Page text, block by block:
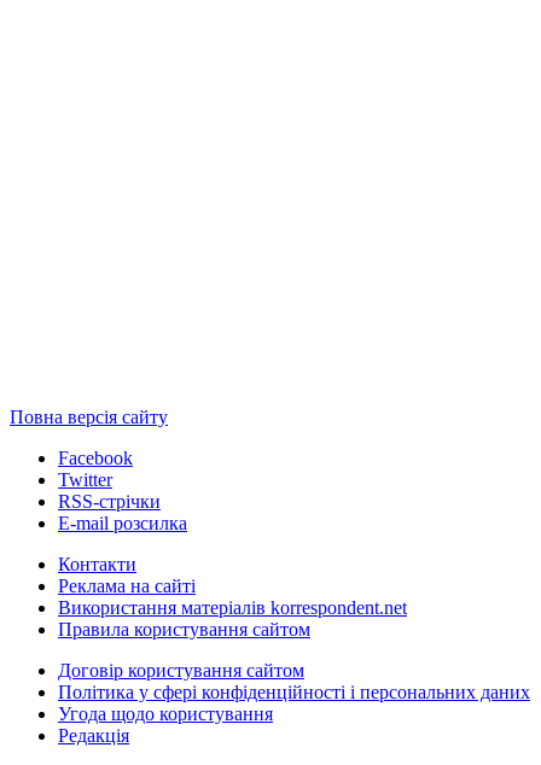
Повна версія сайту
Facebook
Twitter
RSS-стрічки
E-mail розсилка
Контакти
Реклама на сайті
Використання матеріалів korrespondent.net
Правила користування сайтом
Договір користування сайтом
Політика у сфері конфіденційності і персональних даних
Угода щодо користування
Редакція